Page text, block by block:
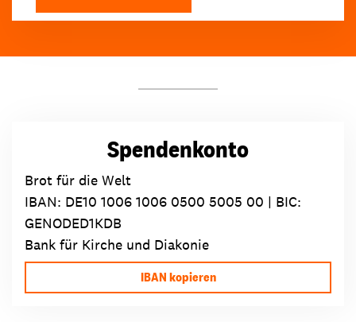
Spendenkonto
Brot für die Welt
IBAN: DE10 1006 1006 0500 5005 00 | BIC:
GENODED1KDB
Bank für Kirche und Diakonie
IBAN kopieren